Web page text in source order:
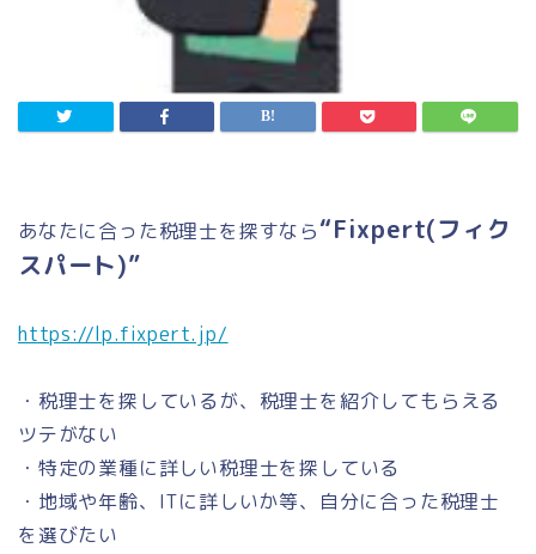
あなたに合った税理士を探すなら“Fixpert(フィク
スパート)”
https://lp.fixpert.jp/
・税理士を探しているが、税理士を紹介してもらえる
ツテがない
・特定の業種に詳しい税理士を探している
・地域や年齢、ITに詳しいか等、自分に合った税理士
を選びたい